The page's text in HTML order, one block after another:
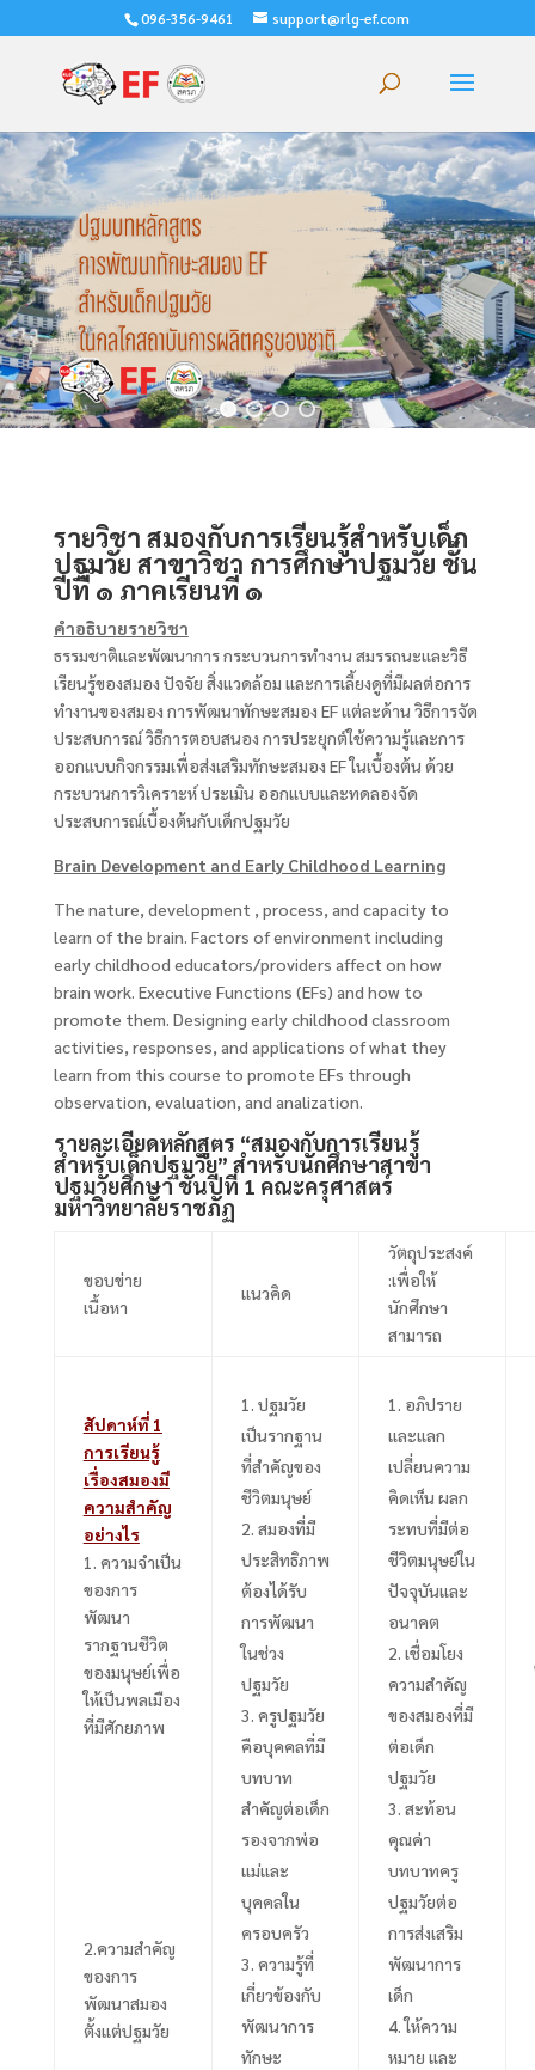
096-356-9461 support@rlg-ef.com
รายวิชา สมองกับการเรียนรู้สำหรับเด็ก
ปฐมวัย สาขาวิชา การศึกษาปฐมวัย ชั้น
ปีที่ ๑ ภาคเรียนที่ ๑
คำอธิบายรายวิชา
ธรรมชาติและพัฒนาการ กระบวนการทำงาน สมรรถนะและวิธี
เรียนรู้ของสมอง ปัจจัย สิ่งแวดล้อม และการเลี้ยงดูที่มีผลต่อการ
ทำงานของสมอง การพัฒนาทักษะสมอง EFแต่ละด้าน วิธีการจัด
ประสบการณ์ วิธีการตอบสนอง การประยุกต์ใช้ความรู้และการ
ออกแบบกิจกรรมเพื่อส่งเสริมทักษะสมอง EFในเบื้องต้น ด้วย
กระบวนการวิเคราะห์ ประเมิน ออกแบบและทดลองจัด
ประสบการณ์เบื้องต้นกับเด็กปฐมวัย
Brain Development and Early Childhood Learning
The nature, development , process, and capacity to
learn of the brain. Factors of environment including
early childhood educators/providers affect on how
brain work. Executive Functions (EFs) and how to
promote them. Designing early childhood classroom
activities, responses, and applications of what they
learn from this course to promote EFs through
observation, evaluation, and analization.
รายละเอียดหลักสูตร “สมองกับการเรียนรู้
สำหรับเด็กปฐมวัย” สำหรับนักศึกษาสาขา
ปฐมวัยศึกษา ชั้นปีที่ 1 คณะครุศาสตร์
มหาวิทยาลัยราชภัฏ
ขอบข่าย
เนื้อหา
แนวคิด
วัตถุประสงค์
:เพื่อให้
นักศึกษา
สามารถ
สัปดาห์ที่ 1
การเรียนรู้
เรื่องสมองมี
ความสำคัญ
อย่างไร
1. ความจำเป็น
ของการ
พัฒนา
รากฐานชีวิต
ของมนุษย์เพื่อ
ให้เป็นพลเมือง
ที่มีศักยภาพ
2. ความสำคัญ
ของการ
พัฒนาสมอง
ตั้งแต่ปฐมวัย
ปฐมวัย
เป็นรากฐาน
ที่สำคัญของ
ชีวิตมนุษย์
สมองที่มี
ประสิทธิภาพ
ต้องได้รับ
การพัฒนา
ในช่วง
ปฐมวัย
3. ครูปฐมวัย
คือบุคคลที่มี
บทบาท
สำคัญต่อเด็ก
รองจากพ่อ
แม่และ
บุคคลใน
ครอบครัว
ความรู้ที่
เกี่ยวข้องกับ
พัฒนาการ
ทักษะ
อภิปราย
และแลก
เปลี่ยนความ
คิดเห็น ผลก
ระทบที่มีต่อ
ชีวิตมนุษย์ใน
ปัจจุบันและ
อนาคต
เชื่อมโยง
ความสำคัญ
ของสมองที่มี
ต่อเด็ก
ปฐมวัย
สะท้อน
คุณค่า
บทบาทครู
ปฐมวัยต่อ
การส่งเสริม
พัฒนาการ
เด็ก
ให้ความ
หมาย และ